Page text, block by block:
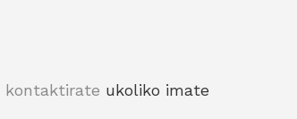
kontaktirate ukoliko imate